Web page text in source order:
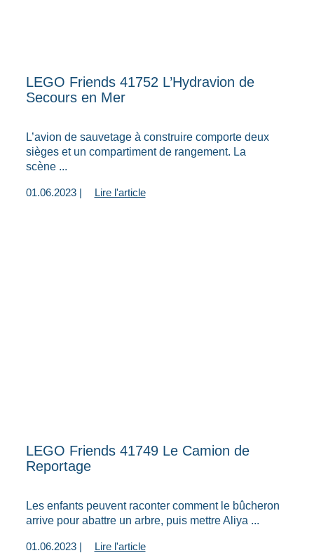
LEGO Friends 41752 L’Hydravion de
Secours en Mer
L’avion de sauvetage à construire comporte deux
sièges et un compartiment de rangement. La
scène ...
01.06.2023 | Lire l'article
LEGO Friends 41749 Le Camion de
Reportage
Les enfants peuvent raconter comment le bûcheron
arrive pour abattre un arbre, puis mettre Aliya ...
01.06.2023 | Lire l'article